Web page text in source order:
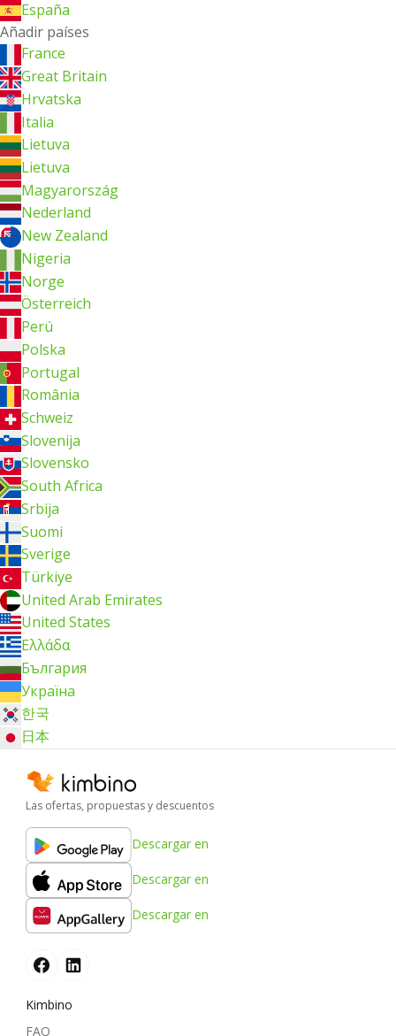
España
Añadir países
France
Great Britain
Hrvatska
Italia
Lietuva
Lietuva
Magyarország
Nederland
New Zealand
Nigeria
Norge
Österreich
Perú
Polska
Portugal
România
Schweiz
Slovenija
Slovensko
South Africa
Srbija
Suomi
Sverige
Türkiye
United Arab Emirates
United States
Ελλάδα
България
Україна
한국
日本
Las ofertas, propuestas y descuentos
Descargar en
Descargar en
Descargar en
Kimbino
FAQ